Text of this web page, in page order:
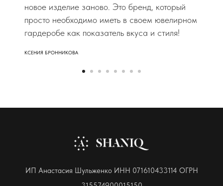
новое изделие заново. Это бренд, который
просто необходимо иметь в своем ювелирном
гардеробе как показатель вкуса и стиля!
КСЕНИЯ БРОННИКОВА
ИП Анастасия Шульженко ИНН 071610433114 ОГРН